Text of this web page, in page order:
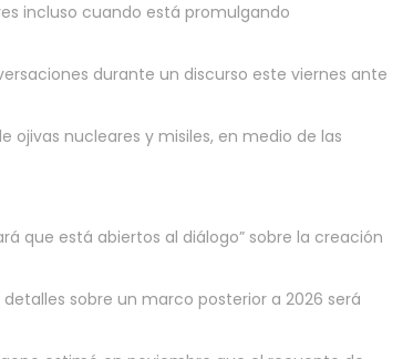
incluso cuando está promulgando
durante un discurso este viernes ante
ojivas nucleares y misiles, en medio de las
que está abiertos al diálogo” sobre la creación
sobre un marco posterior a 2026 será